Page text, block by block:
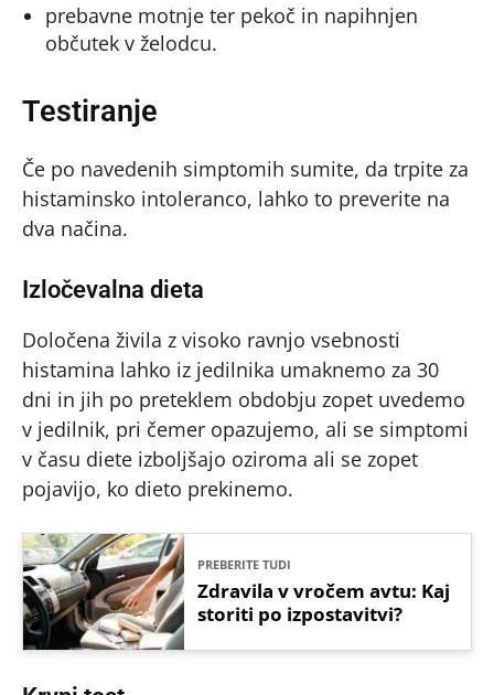
prebavne motnje ter pekoč in napihnjen
občutek v želodcu.
Testiranje
Če po navedenih simptomih sumite, da trpite za
histaminsko intoleranco, lahko to preverite na
dva načina.
Izločevalna dieta
Določena živila z visoko ravnjo vsebnosti
histamina lahko iz jedilnika umaknemo za 30
dni in jih po preteklem obdobju zopet uvedemo
v jedilnik, pri čemer opazujemo, ali se simptomi
v času diete izboljšajo oziroma ali se zopet
pojavijo, ko dieto prekinemo.
PREBERITE TUDI
Zdravila v vročem avtu: Kaj
storiti po izpostavitvi?